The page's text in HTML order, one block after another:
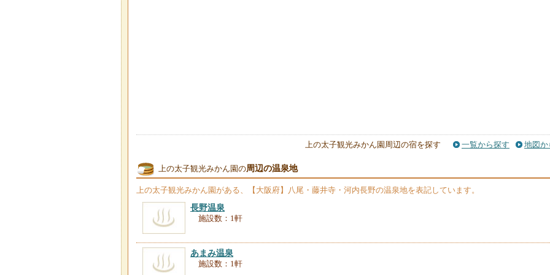
上の太子観光みかん園周辺の宿を探す 一覧から探す 地図か
上の太子観光みかん園の周辺の温泉地
上の太子観光みかん園がある、【大阪府】八尾・藤井寺・河内長野の温泉地を表記しています。
長野温泉
施設数：1軒
あまみ温泉
施設数：1軒